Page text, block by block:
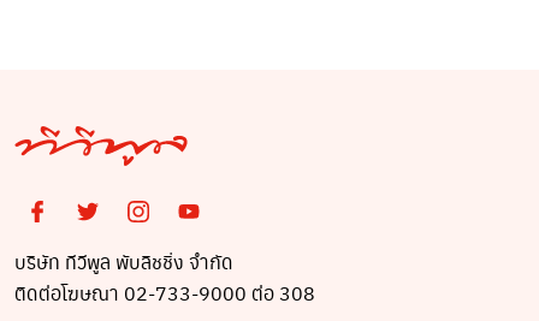
บริษัท ทีวีพูล พับลิชชิ่ง จำกัด
ติดต่อโฆษณา 02-733-9000 ต่อ 308